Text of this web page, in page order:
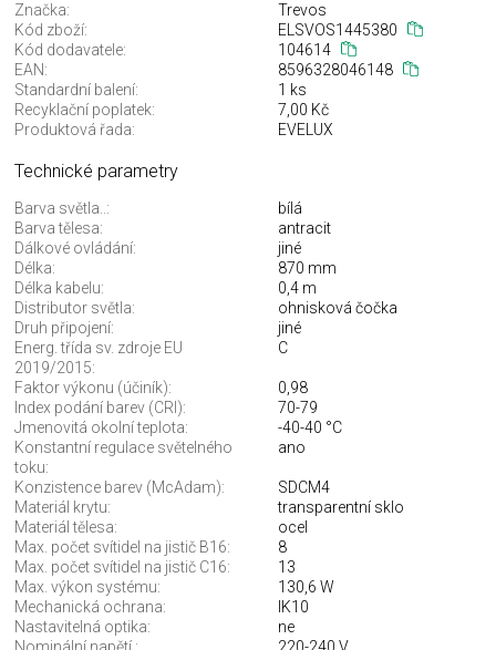
Značka:
Trevos
Kód zboží:
ELSVOS1445380
Kód dodavatele:
104614
EAN:
8596328046148
Standardní balení:
1 ks
Recyklační poplatek:
7,00 Kč
Produktová řada:
EVELUX
Technické parametry
Barva světla..:
bílá
Barva tělesa:
antracit
Dálkové ovládání:
jiné
Délka:
870 mm
Délka kabelu:
0,4 m
Distributor světla:
ohnisková čočka
Druh připojení:
jiné
Energ. třída sv. zdroje EU
2019/2015:
C
Faktor výkonu (účiník):
0,98
Index podání barev (CRI):
70-79
Jmenovitá okolní teplota:
-40-40 °C
Konstantní regulace světelného
toku:
ano
Konzistence barev (McAdam):
SDCM4
Materiál krytu:
transparentní sklo
Materiál tělesa:
ocel
Max. počet svítidel na jistič B16:
8
Max. počet svítidel na jistič C16:
13
Max. výkon systému:
130,6 W
Mechanická ochrana:
IK10
Nastavitelná optika:
ne